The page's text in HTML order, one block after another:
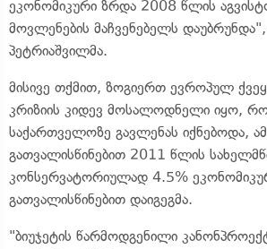
ეკონომიკური ზრდა 2008 წლის
მოვლენების მაჩვენებელს
პეტრიაშვილმა.
მისივე თქმით, ზოგიერთ ევროპულ
კრიზიის კიდევ მოსალოდნელი იყო,
საქართველოზე გავლენას იქნებოდა,
გათვალისწინებით 2011 წლის
კონსერვატორიულად 4.5%
გათვალისწინებით დაიგეგმა.
"ბიუჯეტის წარმოდგენილი